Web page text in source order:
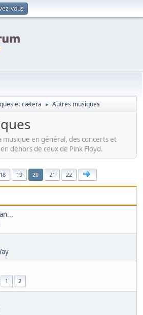
vous
et cætera ► Autres musiques
musique en général, des concerts et
dehors de ceux de Pink Floyd.
18 19 20 21 22
1 2